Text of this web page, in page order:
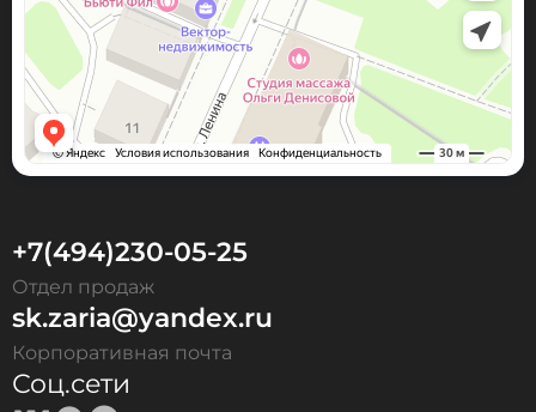
+7(494)230-05-25
Отдел продаж
sk.zaria@yandex.ru
Корпоративная почта
Соц.сети